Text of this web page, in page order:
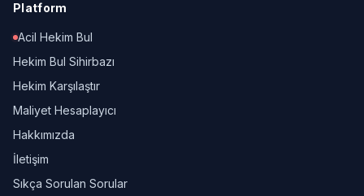
Platform
Acil Hekim Bul
Hekim Bul Sihirbazı
Hekim Karşılaştır
Maliyet Hesaplayıcı
Hakkımızda
İletişim
Sıkça Sorulan Sorular